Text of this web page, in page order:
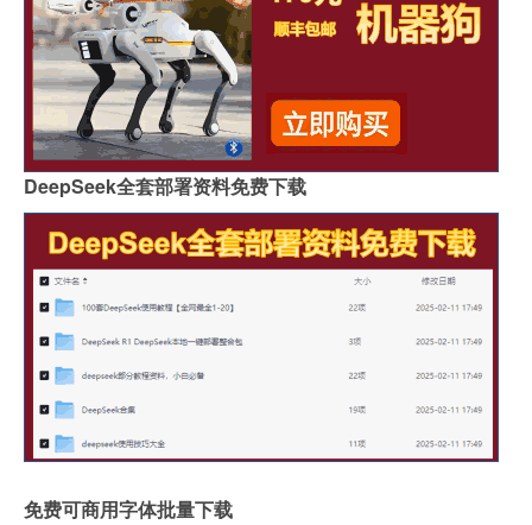
DeepSeek全套部署资料免费下载
免费可商用字体批量下载